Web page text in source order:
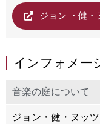
ジョン ・健・
インフォメー
音楽の庭について
ジョン・健・ヌッ